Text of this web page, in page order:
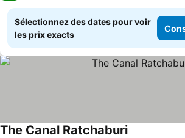
Sélectionnez des dates pour voir
les prix exacts
The Canal Ratchaburi